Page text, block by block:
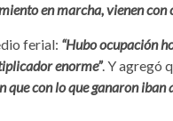
en marcha, vienen
ferial: “Hubo ocupación
enorme”. Y agregó
que con lo que ganaron